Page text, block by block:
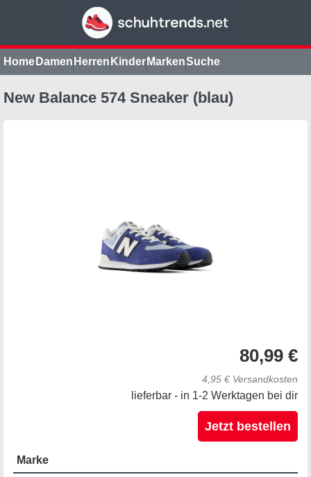
Home Damen Herren Kinder MarkenSuche
New Balance 574 Sneaker (blau)
80,99 €
4,95 € Versandkosten
lieferbar - in 1-2 Werktagen bei dir
Jetzt bestellen
Marke